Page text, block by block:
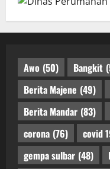
Awo (50) Bangkit
Berita Majene (49)
Berita Mandar (83)
corona (76) covid
gempa sulbar (48)